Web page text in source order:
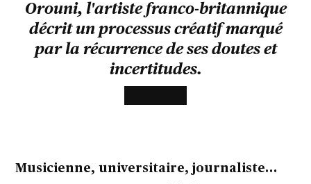
Orouni, l'artiste franco-britannique
décrit un processus créatif marqué
par la récurrence de ses doutes et
incertitudes.
Musicienne, universitaire, journaliste…